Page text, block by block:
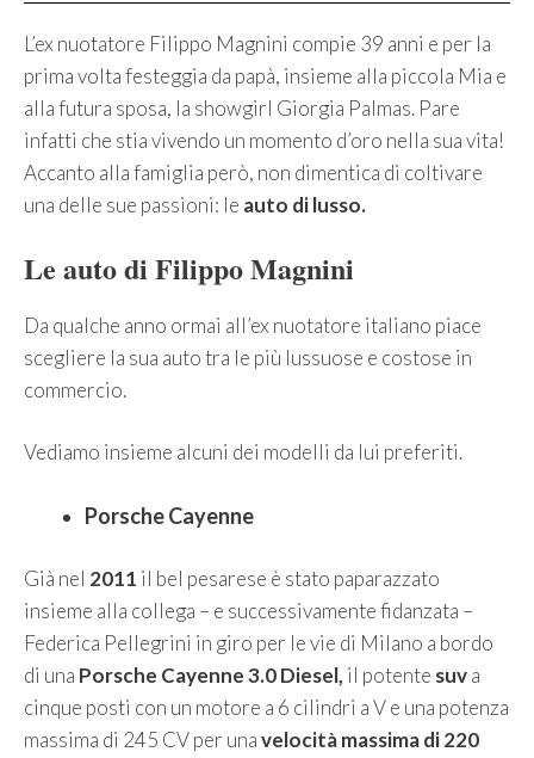
L’ex nuotatore Filippo Magnini compie 39 anni e per la
prima volta festeggia da papà, insieme alla piccola Mia e
alla futura sposa, la showgirl Giorgia Palmas. Pare
infatti che stia vivendo un momento d’oro nella sua vita!
Accanto alla famiglia però, non dimentica di coltivare
una delle sue passioni: le auto di lusso.
Le auto di Filippo Magnini
Da qualche anno ormai all’ex nuotatore italiano piace
scegliere la sua auto tra le più lussuose e costose in
commercio.
Vediamo insieme alcuni dei modelli da lui preferiti.
Porsche Cayenne
Già nel 2011 il bel pesarese è stato paparazzato
insieme alla collega – e successivamente fidanzata –
Federica Pellegrini in giro per le vie di Milano a bordo
di una Porsche Cayenne 3.0 Diesel, il potente suva
cinque posti con un motore a 6 cilindri a V e una potenza
massima di 245 CV per unavelocità massima di 220